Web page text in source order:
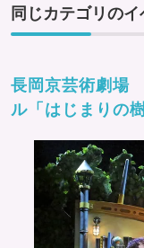
同じカテゴリのイ
長岡京芸術劇場
ル「はじまりの